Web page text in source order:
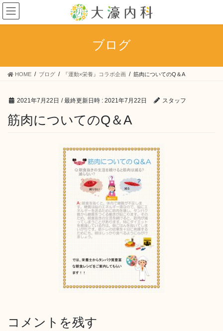
コ
ン
テ
ス
ナ
ビ
ゲ
ン
ブログ
HOME ブログ 『運動×栄養』コラボ企画 筋肉についてのQ＆A
2021年7月22日 / 最終更新日時 : 2021年7月22日 スタッフ
筋肉についてのQ＆A
コメントを残す